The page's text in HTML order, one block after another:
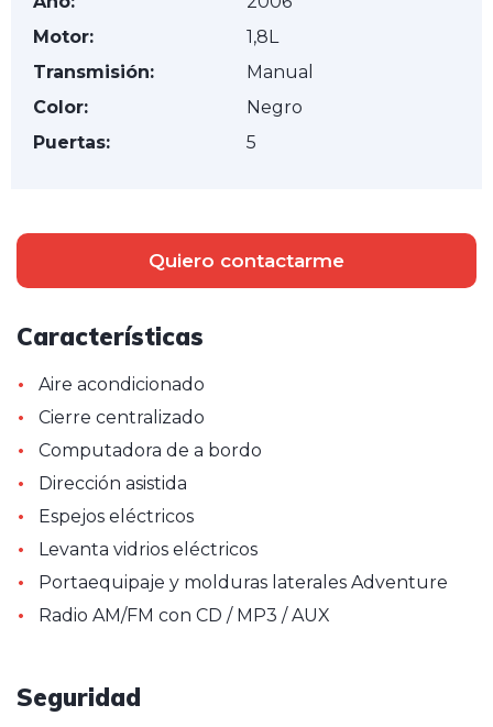
Motor:
1,8L
Transmisión:
Manual
Color:
Negro
Puertas:
5
Quiero contactarme
Características
• Aire acondicionado
• Cierre centralizado
• Computadora de a bordo
• Dirección asistida
• Espejos eléctricos
• Levanta vidrios eléctricos
• Portaequipaje y molduras laterales Adventure
• Radio AM/FM con CD / MP3 / AUX
Seguridad